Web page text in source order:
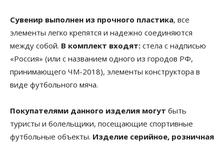
Сувенир выполнен из прочного пластика, все
элементы легко крепятся и надежно соединяются
между собой. В комплект входят: стела с надписью
«Россия» (или с названием одного из городов РФ,
принимающего ЧМ-2018), элементы конструктора в
виде футбольного мяча.
Покупателями данного изделия могут быть
туристы и болельщики, посещающие спортивные
футбольные объекты. Изделие серийное, розничная